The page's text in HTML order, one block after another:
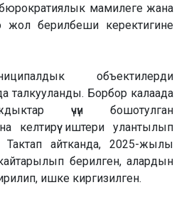
мамилеге жана
жол берилбеши керектигине
объектилерди
талкууланды. Борбор калаада
үчүн бошотулган
келтирүү иштери улантылып
айтканда, 2025-жылы
берилген, алардын
ишке киргизилген.